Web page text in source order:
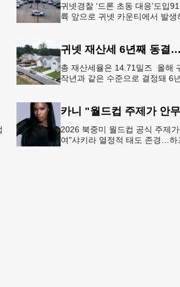
귀넷경찰 ‘드론 초동 대응’도입
륙 앞으로 귀넷 카운티에서 발생
귀넷 재산세 6년째 동결
총 재산세율은 14.71밀즈 올해
작년과 같은 수준으로 결정돼 6
2026 북중미 월드컵 공식 주제
여"샤키라 열정적 태도 존경…하